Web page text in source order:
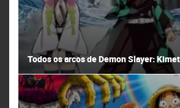
Todos os arcos de Demon Slayer: